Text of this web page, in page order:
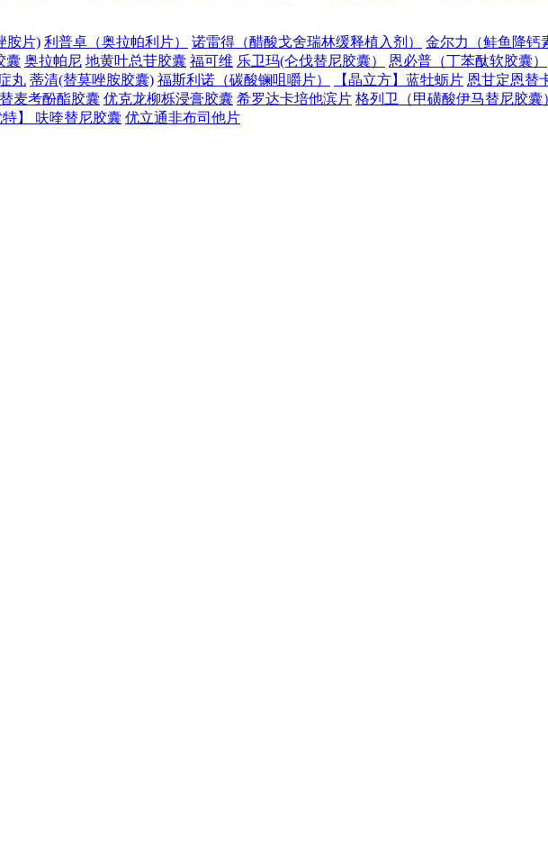
胺片) 利普卓（奥拉帕利片） 诺雷得（醋酸戈舍瑞林缓释植入剂） 金尔力（鲑鱼降钙
囊 奥拉帕尼 地黄叶总苷胶囊 福可维 乐卫玛(仑伐替尼胶囊） 恩必普（丁苯酞软胶囊）
丸 蒂清(替莫唑胺胶囊) 福斯利诺（碳酸镧咀嚼片） 【晶立方】蓝牡蛎片 恩甘定恩替
麦考酚酯胶囊 优克龙柳栎浸膏胶囊 希罗达卡培他滨片 格列卫（甲磺酸伊马替尼胶囊
特】 呋喹替尼胶囊 优立通非布司他片